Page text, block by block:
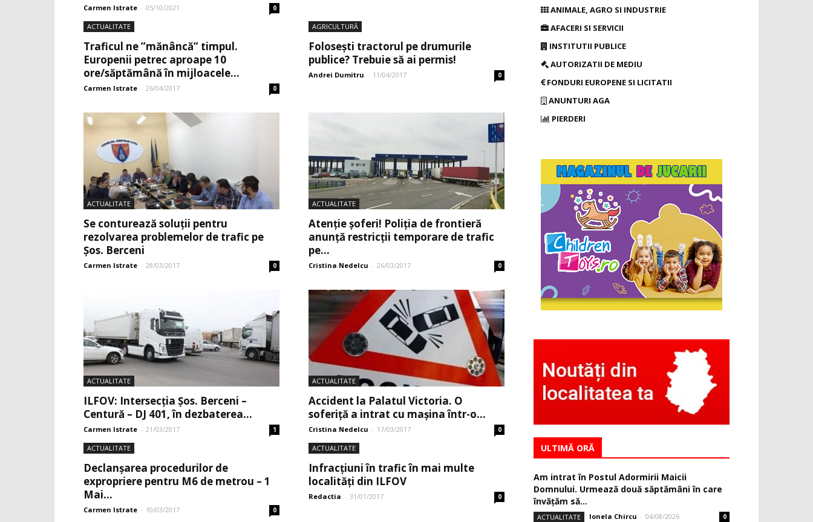
Carmen Istrate - 05/10/2021 0
ACTUALITATE
Traficul ne ”mănâncă” timpul.
Europenii petrec aproape 10
ore/săptămână în mijloacele...
Carmen Istrate - 26/04/2017 0
AGRICULTURĂ
Folosești tractorul pe drumurile
publice? Trebuie să ai permis!
Andrei Dumitru - 11/04/2017 0
ACTUALITATE
Se conturează soluţii pentru
rezolvarea problemelor de trafic pe
Şos. Berceni
Carmen Istrate - 28/03/2017 0
ACTUALITATE
Atenție șoferi! Poliția de frontieră
anunță restricții temporare de trafic
pe...
Cristina Nedelcu - 26/03/2017 0
ACTUALITATE
ILFOV: Intersecţia Şos. Berceni –
Centură – DJ 401, în dezbaterea...
Carmen Istrate - 21/03/2017 1
ACTUALITATE
Accident la Palatul Victoria. O
soferiță a intrat cu mașina într-o...
Cristina Nedelcu - 17/03/2017 0
ACTUALITATE
Declanșarea procedurilor de
expropriere pentru M6 de metrou – 1
Mai...
Carmen Istrate - 10/03/2017 0
ACTUALITATE
Infracțiuni în trafic în mai multe
localități din ILFOV
Redactia - 31/01/2017 0
ANIMALE, AGRO SI INDUSTRIE
AFACERI SI SERVICII
INSTITUTII PUBLICE
AUTORIZATII DE MEDIU
FONDURI EUROPENE SI LICITATII
ANUNTURI AGA
PIERDERI
ULTIMĂ ORĂ
Am intrat în Postul Adormirii Maicii
Domnului. Urmează două săptămâni în care
învăţăm să...
ACTUALITATE Ionela Chircu - 04/08/2026 0